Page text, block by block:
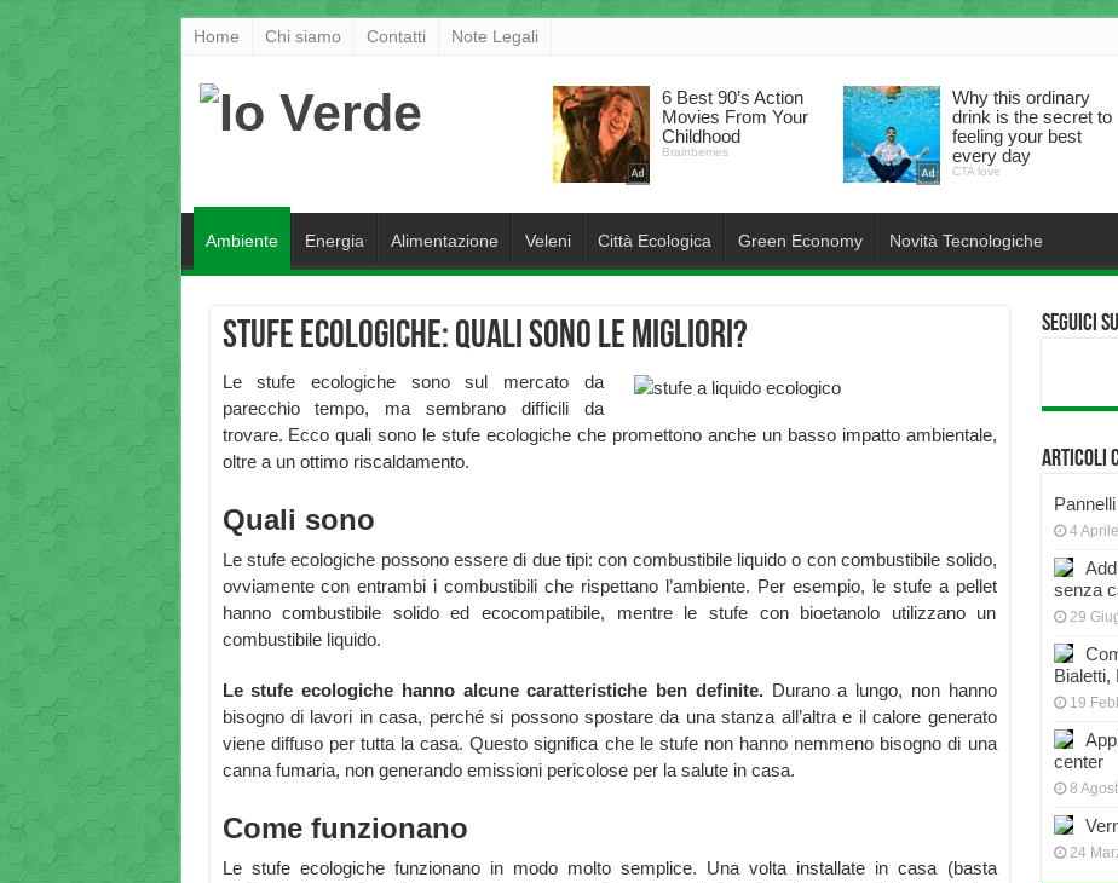
Home Chi siamo Contatti Note Legali
Ambiente Energia Alimentazione Veleni Città Ecologica Green Economy Novità Tecnologiche
Stufe ecologiche: quali sono le migliori?
Le stufe ecologiche sono sul mercato da
parecchio tempo, ma sembrano difficili da
trovare. Ecco quali sono le stufe ecologiche che promettono anche un basso impatto ambientale,
oltre a un ottimo riscaldamento.
Quali sono
Le stufe ecologiche possono essere di due tipi: con combustibile liquido o con combustibile solido,
ovviamente con entrambi i combustibili che rispettano l’ambiente. Per esempio, le stufe a pellet
hanno combustibile solido ed ecocompatibile, mentre le stufe con bioetanolo utilizzano un
combustibile liquido.
Le stufe ecologiche hanno alcune caratteristiche ben definite.Durano a lungo, non hanno
bisogno di lavori in casa, perché si possono spostare da una stanza all’altra e il calore generato
viene diffuso per tutta la casa. Questo significa che le stufe non hanno nemmeno bisogno di una
canna fumaria, non generando emissioni pericolose per la salute in casa.
Come funzionano
Le stufe ecologiche funzionano in modo molto semplice. Una volta installate in casa (basta
Seguici
Articoli
4
senza
29
Bialetti,
19
center
8
24